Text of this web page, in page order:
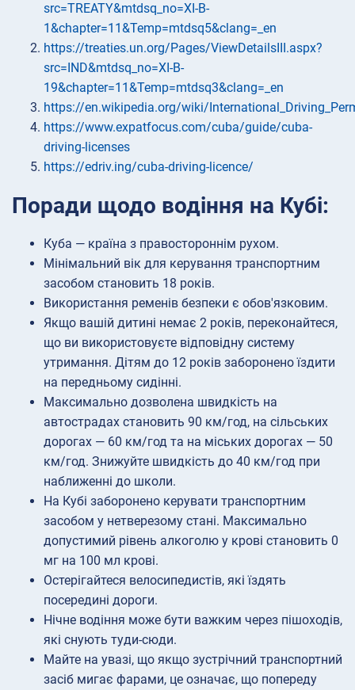
src=TREATY&mtdsq_no=XI-B-
1&chapter=11&Temp=mtdsq5&clang=_en
https://treaties.un.org/Pages/ViewDetailsIII.aspx?
src=IND&mtdsq_no=XI-B-
19&chapter=11&Temp=mtdsq3&clang=_en
https://en.wikipedia.org/wiki/
https://www.expatfocus.com/cuba/guide/cuba-
driving-licenses
https://edriv.ing/cuba-driving-licence/
Поради щодо водіння на Кубі:
Куба — країна з правостороннім рухом.
Мінімальний вік для керування транспортним
засобом становить 18 років.
Використання ременів безпеки є обов'язковим.
Якщо вашій дитині немає 2 років, переконайтеся,
що ви використовуєте відповідну систему
утримання. Дітям до 12 років заборонено їздити
на передньому сидінні.
Максимально дозволена швидкість на
автострадах становить 90 км/год, на сільських
дорогах — 60 км/год та на міських дорогах — 50
км/год. Знижуйте швидкість до 40 км/год при
наближенні до школи.
На Кубі заборонено керувати транспортним
засобом у нетверезому стані. Максимально
допустимий рівень алкоголю у крові становить 0
мг на 100 мл крові.
Остерігайтеся велосипедистів, які їздять
посередині дороги.
Нічне водіння може бути важким через пішоходів,
які снують туди-сюди.
Майте на увазі, що якщо зустрічний транспортний
засіб мигає фарами, це означає, що попереду